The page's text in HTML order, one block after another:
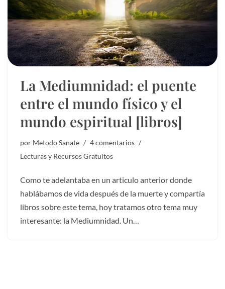
La Mediumnidad: el puente
entre el mundo físico y el
mundo espiritual [libros]
por Metodo Sanate
4 comentarios
Lecturas y Recursos Gratuitos
Como te adelantaba en un articulo anterior donde
hablábamos de vida después de la muerte y compartía
libros sobre este tema, hoy tratamos otro tema muy
interesante: la Mediumnidad. Un…